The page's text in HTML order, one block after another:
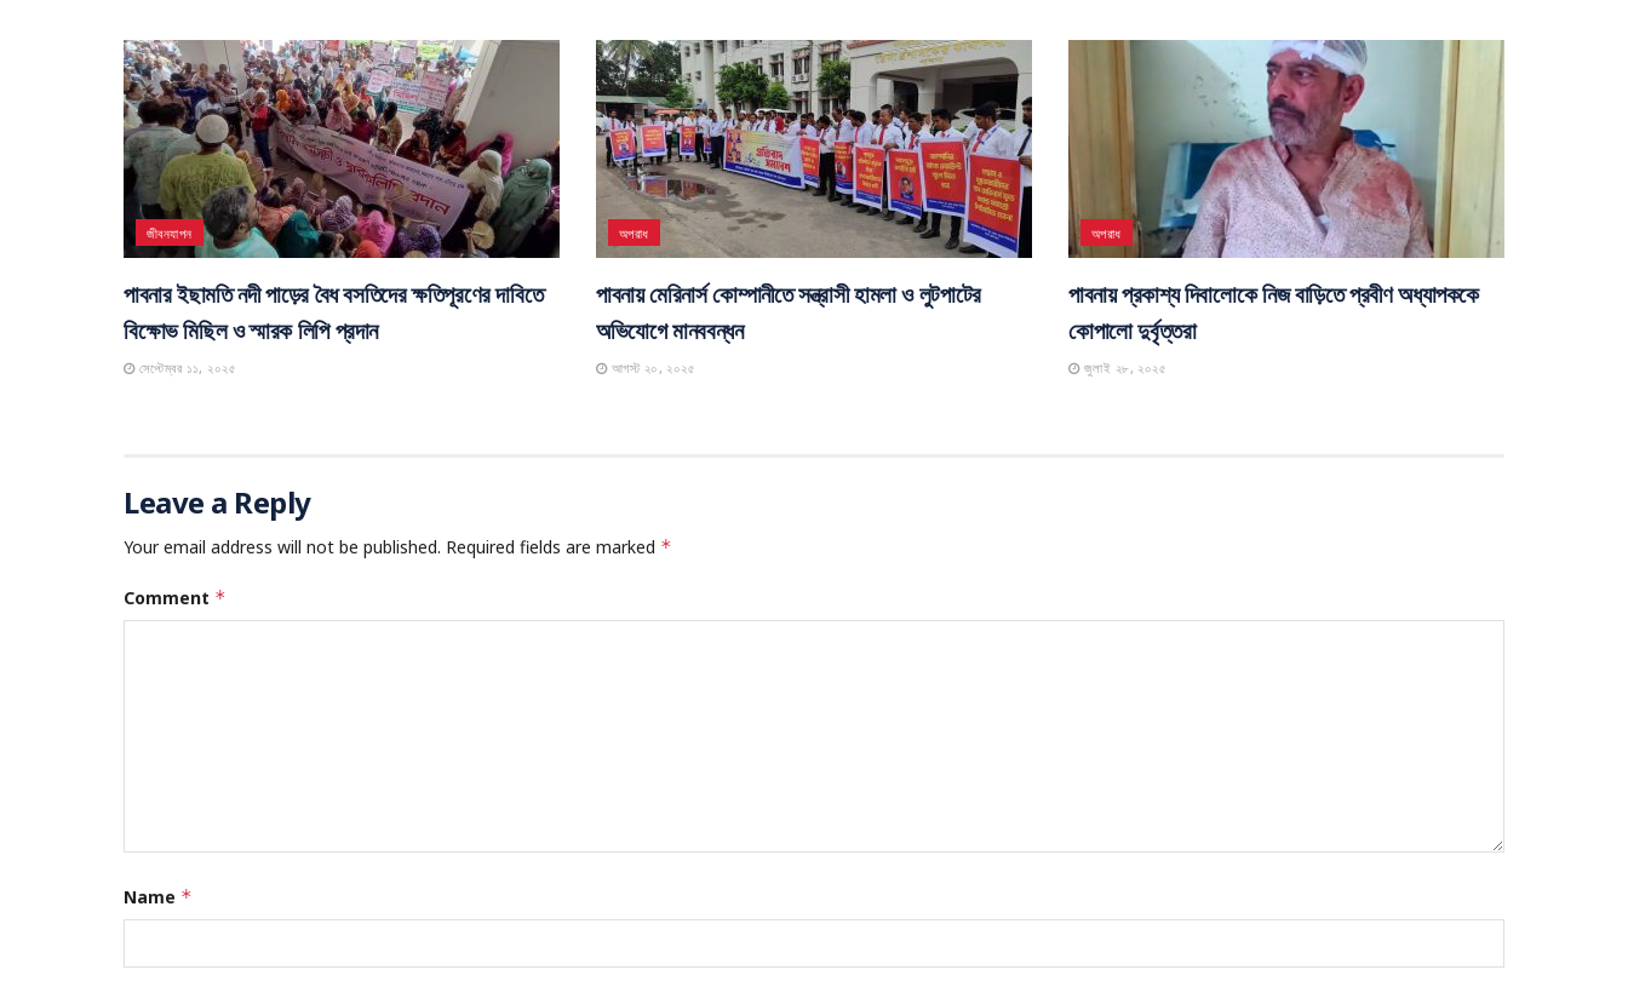
জীবনযাপন
পাবনার ইছামতি নদী পাড়ের বৈধ বসতিদের ক্ষতিপূরণের দাবিতে
বিক্ষোভ মিছিল ও স্মারক লিপি প্রদান
সেপ্টেম্বর ১১, ২০২৫
অপরাধ
পাবনায় মেরিনার্স কোম্পানীতে সন্ত্রাসী হামলা ও লুটপাটের
অভিযোগে মানববন্ধন
আগস্ট ২০, ২০২৫
অপরাধ
পাবনায় প্রকাশ্য দিবালোকে নিজ বাড়িতে প্রবীণ অধ্যাপককে
কোপালো দুর্বৃত্তরা
জুলাই ২৮, ২০২৫
Leave a Reply
Your email address will not be published. Required fields are marked *
Comment *
Name *